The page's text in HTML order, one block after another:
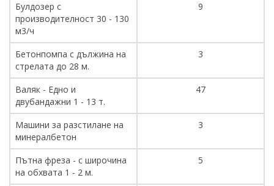
Булдозер с
производителност 30 - 130
м3/ч
9
Бетонпомпа с дължина на
стрелата до 28 м.
3
Валяк - Едно и
двубандажни 1 - 13 т.
47
Машини за разстилане на
минералбетон
3
Пътна фреза - с широчина
на обхвата 1 - 2 м.
5